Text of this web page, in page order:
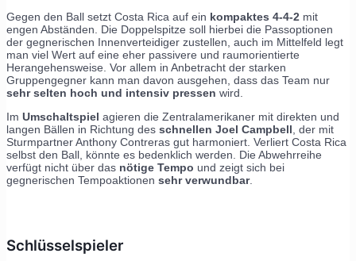
Gegen den Ball setzt Costa Rica auf ein kompaktes 4-4-2 mit
engen Abständen. Die Doppelspitze soll hierbei die Passoptionen
der gegnerischen Innenverteidiger zustellen, auch im Mittelfeld legt
man viel Wert auf eine eher passivere und raumorientierte
Herangehensweise. Vor allem in Anbetracht der starken
Gruppengegner kann man davon ausgehen, dass das Team nur
sehr selten hoch und intensiv pressen wird.
Im Umschaltspiel agieren die Zentralamerikaner mit direkten und
langen Bällen in Richtung des schnellen Joel Campbell , der mit
Sturmpartner Anthony Contreras gut harmoniert. Verliert Costa Rica
selbst den Ball, könnte es bedenklich werden. Die Abwehrreihe
verfügt nicht über das nötige Tempo und zeigt sich bei
gegnerischen Tempoaktionen sehr verwundbar.
Schlüsselspieler